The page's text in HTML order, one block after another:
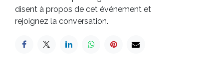
disent à propos de cet événement et
rejoignez la conversation.